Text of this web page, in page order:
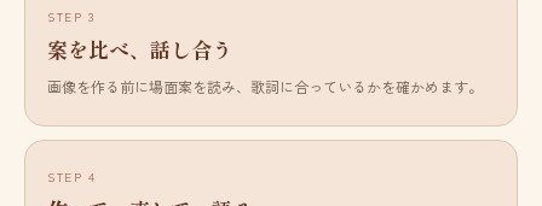
案を比べ、話し合う
画像を作る前に場面案を読み、歌詞に合っているかを確かめます。